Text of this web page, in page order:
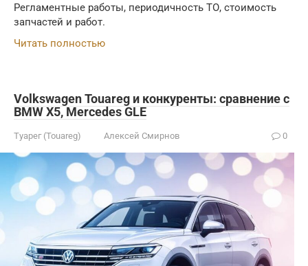
Регламентные работы, периодичность ТО, стоимость
запчастей и работ.
Читать полностью
Volkswagen Touareg и конкуренты: сравнение с
BMW X5, Mercedes GLE
Туарег (Touareg) Алексей Смирнов 0